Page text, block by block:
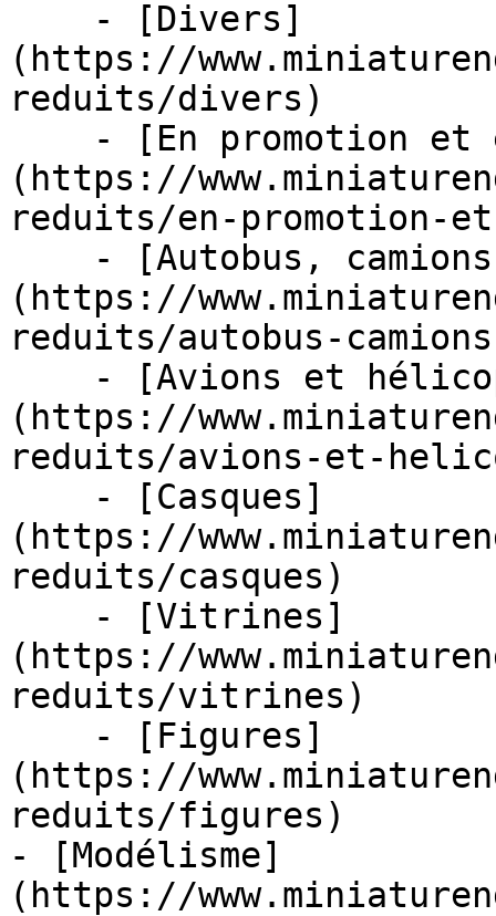
(https://
reduits/divers)
(https://
reduits/en-promotion-
(https://
reduits/autobus-
(https://
reduits/avions-et-
(https://
reduits/casques)
(https://
reduits/vitrines)
(https://
reduits/figures)
- [Modélisme]
(https://